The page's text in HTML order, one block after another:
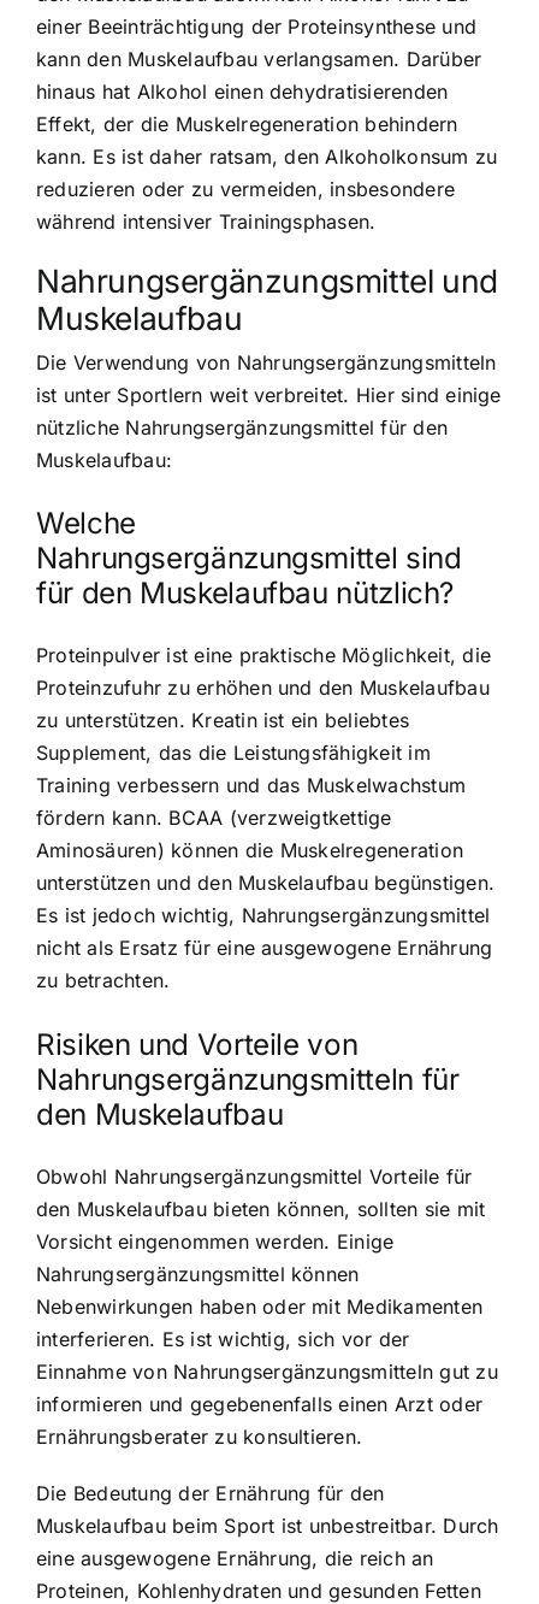
einer Beeinträchtigung der Proteinsynthese und
kann den Muskelaufbau verlangsamen. Darüber
hinaus hat Alkohol einen dehydratisierenden
Effekt, der die Muskelregeneration behindern
kann. Es ist daher ratsam, den Alkoholkonsum zu
reduzieren oder zu vermeiden, insbesondere
während intensiver Trainingsphasen.
Nahrungsergänzungsmittel und
Muskelaufbau
Die Verwendung von Nahrungsergänzungsmitteln
ist unter Sportlern weit verbreitet. Hier sind einige
nützliche Nahrungsergänzungsmittel für den
Muskelaufbau:
Welche
Nahrungsergänzungsmittel sind
für den Muskelaufbau nützlich?
Proteinpulver ist eine praktische Möglichkeit, die
Proteinzufuhr zu erhöhen und den Muskelaufbau
zu unterstützen. Kreatin ist ein beliebtes
Supplement, das die Leistungsfähigkeit im
Training verbessern und das Muskelwachstum
fördern kann. BCAA (verzweigtkettige
Aminosäuren) können die Muskelregeneration
unterstützen und den Muskelaufbau begünstigen.
Es ist jedoch wichtig, Nahrungsergänzungsmittel
nicht als Ersatz für eine ausgewogene Ernährung
zu betrachten.
Risiken und Vorteile von
Nahrungsergänzungsmitteln für
den Muskelaufbau
Obwohl Nahrungsergänzungsmittel Vorteile für
den Muskelaufbau bieten können, sollten sie mit
Vorsicht eingenommen werden. Einige
Nahrungsergänzungsmittel können
Nebenwirkungen haben oder mit Medikamenten
interferieren. Es ist wichtig, sich vor der
Einnahme von Nahrungsergänzungsmitteln gut zu
informieren und gegebenenfalls einen Arzt oder
Ernährungsberater zu konsultieren.
Die Bedeutung der Ernährung für den
Muskelaufbau beim Sport ist unbestreitbar. Durch
eine ausgewogene Ernährung, die reich an
Proteinen, Kohlenhydraten und gesunden Fetten